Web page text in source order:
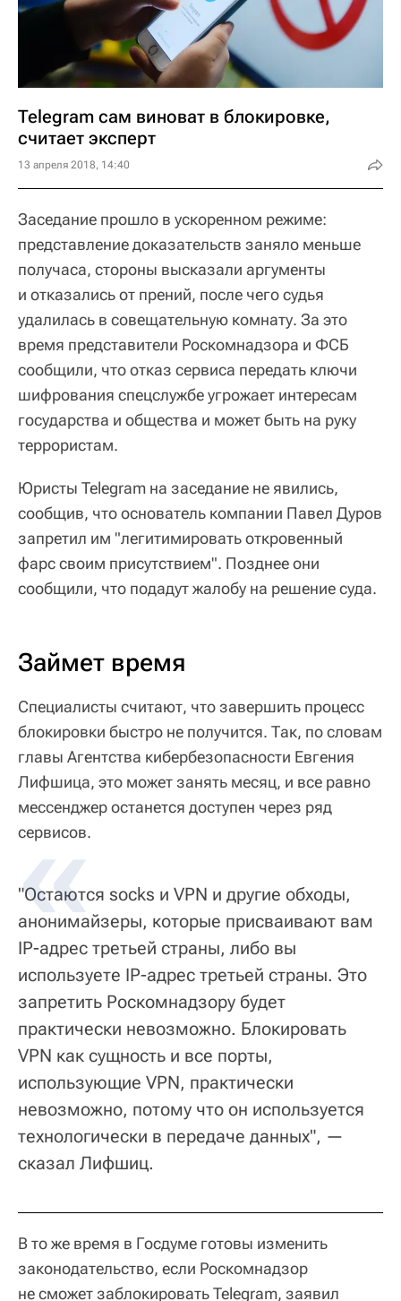
Telegram сам виноват в блокировке,
считает эксперт
13 апреля 2018, 14:40
Заседание прошло в ускоренном режиме:
представление доказательств заняло меньше
получаса, стороны высказали аргументы
и отказались от прений, после чего судья
удалилась в совещательную комнату. За это
время представители Роскомнадзора и ФСБ
сообщили, что отказ сервиса передать ключи
шифрования спецслужбе угрожает интересам
государства и общества и может быть на руку
террористам.
Юристы Telegram на заседание не явились,
сообщив, что основатель компании Павел Дуров
запретил им "легитимировать откровенный
фарс своим присутствием". Позднее они
сообщили, что подадут жалобу на решение суда.
Займет время
Специалисты считают, что завершить процесс
блокировки быстро не получится. Так, по словам
главы Агентства кибербезопасности Евгения
Лифшица, это может занять месяц, и все равно
мессенджер останется доступен через ряд
сервисов.
"Остаются socks и VPN и другие обходы,
анонимайзеры, которые присваивают вам
IP-адрес третьей страны, либо вы
используете IP-адрес третьей страны. Это
запретить Роскомнадзору будет
практически невозможно. Блокировать
VPN как сущность и все порты,
использующие VPN, практически
невозможно, потому что он используется
технологически в передаче данных", —
сказал Лифшиц.
В то же время в Госдуме готовы изменить
законодательство, если Роскомнадзор
не сможет заблокировать Telegram, заявил